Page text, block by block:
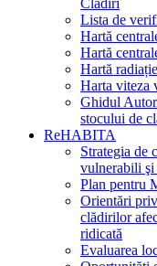
Clădiri
Lista de
Hartă
Hartă
Hartă
Harta viteza
Ghidul
stocului de
ReHABITA
Strategia de
vulnerabili şi
Plan pentru
Orientări
clădirilor
ridicată
Evaluarea